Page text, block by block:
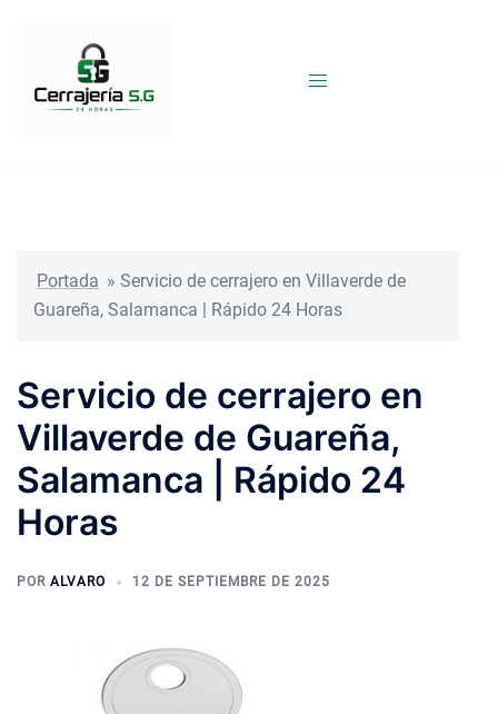
Portada » Servicio de cerrajero en Villaverde de
Guareña, Salamanca | Rápido 24 Horas
Servicio de cerrajero en
Villaverde de Guareña,
Salamanca | Rápido 24
Horas
POR ALVARO 12 DE SEPTIEMBRE DE 2025